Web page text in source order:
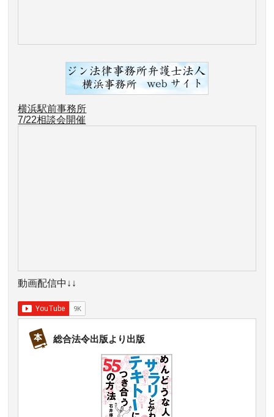
横浜駅前事務所
7/22相談会開催
動画配信中↓↓
総合法令出版より出版